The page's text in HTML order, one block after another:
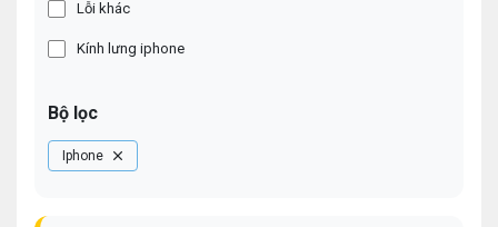
Lỗi khác
Kính lưng iphone
Bộ lọc
Iphone